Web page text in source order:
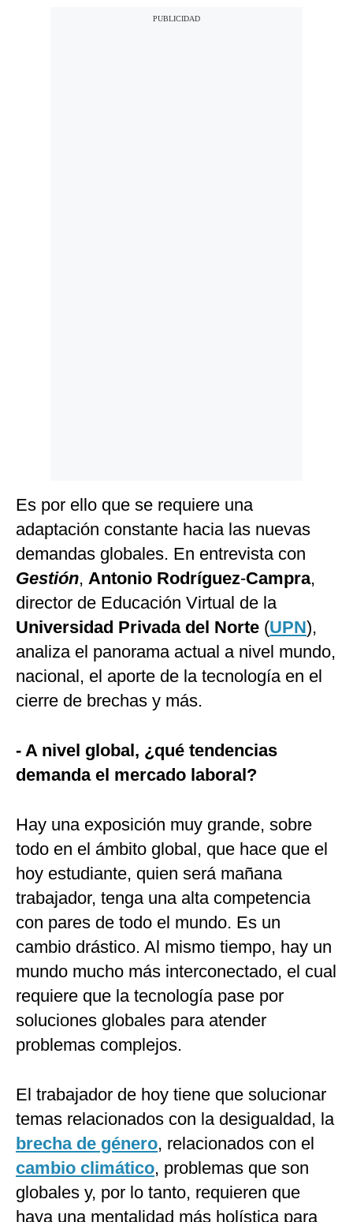
Es por ello que se requiere una
adaptación constante hacia las nuevas
demandas globales. En entrevista con
Gestión, Antonio Rodríguez-Campra,
director de Educación Virtual de la
Universidad Privada del Norte (UPN),
analiza el panorama actual a nivel mundo,
nacional, el aporte de la tecnología en el
cierre de brechas y más.
- A nivel global, ¿qué tendencias
demanda el mercado laboral?
Hay una exposición muy grande, sobre
todo en el ámbito global, que hace que el
hoy estudiante, quien será mañana
trabajador, tenga una alta competencia
con pares de todo el mundo. Es un
cambio drástico. Al mismo tiempo, hay un
mundo mucho más interconectado, el cual
requiere que la tecnología pase por
soluciones globales para atender
problemas complejos.
El trabajador de hoy tiene que solucionar
temas relacionados con la desigualdad, la
brecha de género, relacionados con el
cambio climático, problemas que son
globales y, por lo tanto, requieren que
haya una mentalidad más holística para